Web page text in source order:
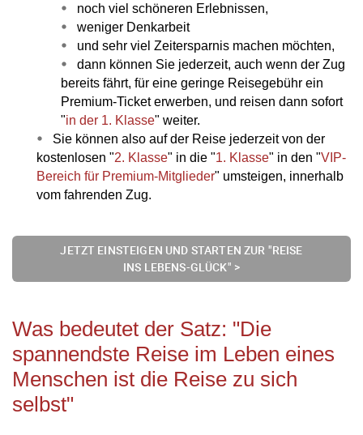
noch viel schöneren Erlebnissen,
weniger Denkarbeit
und sehr viel Zeitersparnis machen möchten,
dann können Sie jederzeit, auch wenn der Zug
bereits fährt, für eine geringe Reisegebühr ein
Premium-Ticket erwerben, und reisen dann sofort
"in der 1. Klasse" weiter.
Sie können also auf der Reise jederzeit von der
kostenlosen "2. Klasse" in die "1. Klasse" in den "VIP-
Bereich für Premium-Mitglieder" umsteigen, innerhalb
vom fahrenden Zug.
JETZT EINSTEIGEN UND STARTEN ZUR "REISE
INS LEBENS-GLÜCK" >
Was bedeutet der Satz: "Die
spannendste Reise im Leben eines
Menschen ist die Reise zu sich
selbst"